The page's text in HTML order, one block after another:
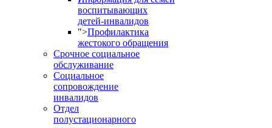
воспитывающих
детей-инвалидов
">Профилактика
жестокого обращения
Срочное социальное
обслуживание
Социальное
сопровождение
инвалидов
Отдел
полустационарного